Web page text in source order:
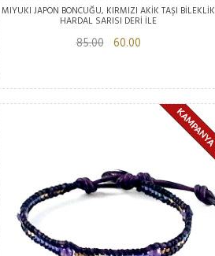
MIYUKI JAPON BONCUĞU, KIRMIZI AKİK TAŞI BİLEKLİK
HARDAL SARISI DERİ İLE
85.0060.00